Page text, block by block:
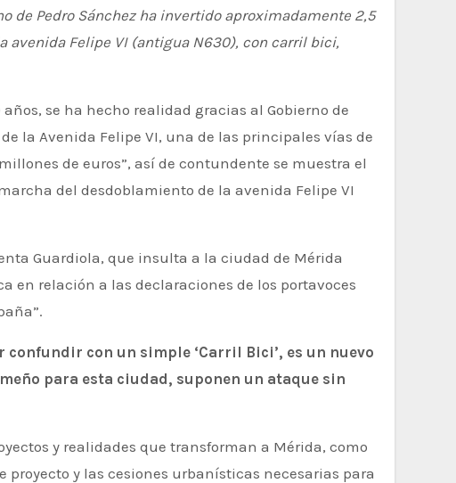
de Pedro Sánchez ha invertido aproximadamente 2,5
Felipe VI (antigua N630), con carril bici,
la Avenida Felipe VI, una de las principales vías de
de euros”, así de contundente se muestra el
del desdoblamiento de la avenida Felipe VI
Guardiola, que insulta a la ciudad de Mérida
en relación a las declaraciones de los portavoces
con un simple ‘Carril Bici’, es un nuevo
para esta ciudad, suponen un ataque sin
y realidades que transforman a Mérida, como
y las cesiones urbanísticas necesarias para